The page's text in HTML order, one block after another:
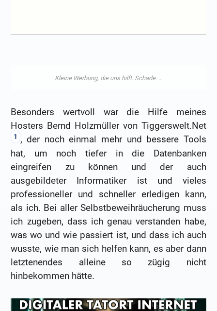
Besonders wertvoll war die Hilfe meines
Hosters Bernd Holzmüller von Tiggerswelt.Net
1 , der noch einmal mehr und bessere Tools
hat, um noch tiefer in die Datenbanken
eingreifen zu können und der auch
ausgebildeter Informatiker ist und vieles
professioneller und schneller erledigen kann,
als ich. Bei aller Selbstbeweihräucherung muss
ich zugeben, dass ich genau verstanden habe,
was wo und wie passiert ist, und dass ich auch
wusste, wie man sich helfen kann, es aber dann
letztenendes alleine so zügig nicht
hinbekommen hätte.